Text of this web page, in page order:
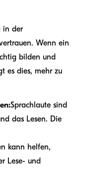
in der
Wenn ein
bilden und
es dies, mehr zu
Sprachlaute sind
das Lesen. Die
kann helfen,
Lese- und